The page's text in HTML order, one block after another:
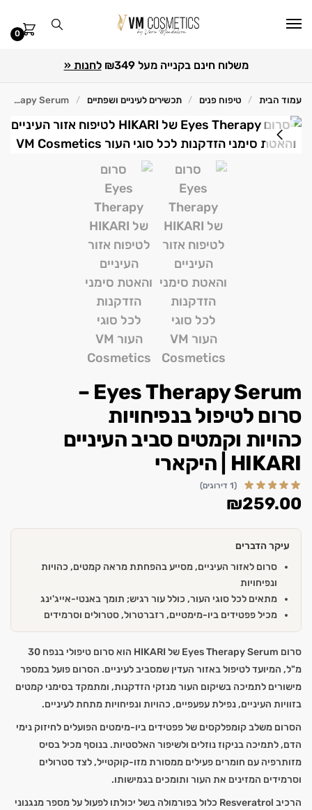
0
משלוח חינם בקנייה מעל ₪349 לחנות «
עמוד הבית / טיפוח פנים / תכשירים לעיניים ושפתיים / Eyes Therapy Serum – סרום לטיפול בנפיחויות כהויות וקמטים סביב העיניים HIKARI | היקארי
Eyes Therapy Serum –
סרום לטיפול בנפיחויות
כהויות וקמטים סביב העיניים
HIKARI | היקארי
(1 דירוגים)
₪259.00
עיקר הדברים
סרום לאזור העיניים, מסייע בהפחתת מראה קמטים, כהויות
ונפיחויות
מתאים לכל סוגי העור, כולל עור רגיש; תומך באנטי-אייג'ינג
מכיל פפטידים ביו-מימטיים, רזברטרול, סטרולים וסרמידים
סרום Eyes Therapy Serum של HIKARI הוא סרום טיפולי בנפח 30
מ"ל, המיועד לטיפול באזור העדין שמסביב לעיניים. הסרום פועל במספר
מישורים לתמיכה בשיקום העור מנזקי הזדקנות, ומתמקד בסימני קמטים
בזוויות העיניים, נפילת עפעפיים, כהויות ונפיחויות מתחת לעיניים.
הסרום משלב קומפלקסים של פפטידים ביו-מימטים הפועלים לחיזוק נימי
הדם, לתמיכה בניקוז נוזלים ולשיפור האלסטיות. בנוסף מכיל בסיס
מזותרפיה עם חומרים פעילים ממסורת מזו-קוקטייל, לצד סטרולים
וסרמידים המזינים את העור ותומכים בגמישותו.
הרכיב Resveratrol כלול בפורמולה בשל יכולתו לפעול על מספר מנגנוני